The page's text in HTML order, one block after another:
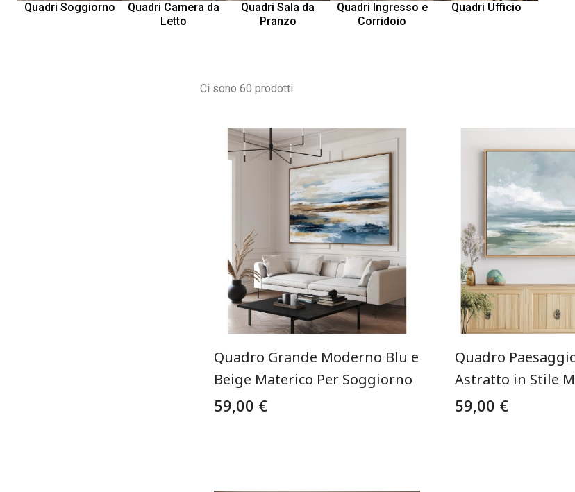
Quadri Soggiorno
Quadri Camera da
Letto
Quadri Sala da
Pranzo
Quadri Ingresso e
Corridoio
Quadri Ufficio
Ci sono 60 prodotti.
Quadro Grande Moderno Blu e
Beige Materico Per Soggiorno
59,00 €
Quadro
Astratto in Stile
59,00 €